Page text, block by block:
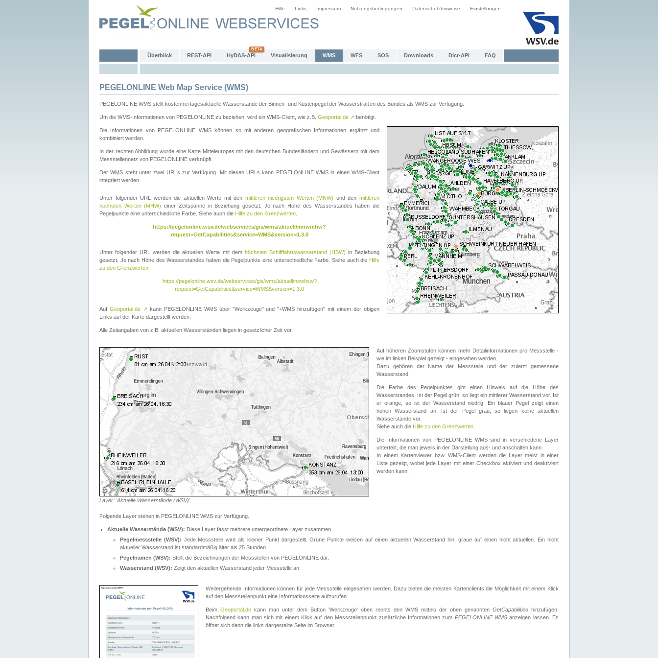
Hilfe Links Impressum Nutzungsbedingungen Datenschutzhinweise Einstellungen
Überblick REST-API HyDAS-API Visualisierung WMS WFS SOS Downloads Dict-API FAQ
PEGELONLINE Web Map Service (WMS)
PEGELONLINE WMS stellt kostenfrei tagesaktuelle Wasserstände der Binnen- und Küstenpegel der Wasserstraßen des Bundes als WMS zur Verfügung.
Um die WMS-Informationen von PEGELONLINE zu beziehen, wird ein WMS-Client, wie z.B. Geoportal.de ↗ benötigt.
Die Informationen von PEGELONLINE WMS können so mit anderen geografischen Informationen ergänzt und
kombiniert werden.
In der rechten Abbildung wurde eine Karte Mitteleuropas mit den deutschen Bundesländern und Gewässern mit dem
Messstellennetz von PEGELONLINE verknüpft.
Der WMS steht unter zwei URLs zur Verfügung. Mit diesen URLs kann PEGELONLINE WMS in einen WMS-Client
integriert werden.
Unter folgender URL werden die aktuellen Werte mit den mittleren niedrigsten Werten (MNW) und denmittleren
höchsten Werten (MHW) einer Zeitspanne in Beziehung gesetzt. Je nach Höhe des Wasserstandes haben die
Pegelpunkte eine unterschiedliche Farbe. Siehe auch die Hilfe zu den Grenzwerten
https://pegelonline.wsv.de/webservices/gis/wms/aktuell/mnwmhw?
request=GetCapabilities&service=WMS&version=1.3.0
Unter folgender URL werden die aktuellen Werte mit dem höchsten Schifffahrtswasserstand (HSW) in Beziehung
gesetzt. Je nach Höhe des Wasserstandes haben die Pegelpunkte eine unterschiedliche Farbe. Siehe auch die Hilfe
zu den Grenzwerten
https://pegelonline.wsv.de/webservices/gis/wms/aktuell/nswhsw?
request=GetCapabilities&service=WMS&version=1.3.0
Auf Geoportal.de ↗ kann PEGELONLINE WMS über "Werkzeuge" und "+WMS hinzufügen" mit einem der obigen
Links auf der Karte dargestellt werden.
Alle Zeitangaben von z.B. aktuellen Wasserständen liegen in gesetzlicher Zeit vor.
Layer: 'Aktuelle Wasserstände (WSV)'
Auf höheren Zoomstufen können mehr Detailinformationen pro Messstelle -
wie im linken Beispiel gezeigt - eingesehen werden.
Dazu gehören der Name der Messstelle und der zuletzt gemessene
Wasserstand.
Die Farbe des Pegelpunktes gibt einen Hinweis auf die Höhe des
Wasserstandes. Ist der Pegel grün, so liegt ein mittlerer Wasserstand vor. Ist
er orange, so ist der Wasserstand niedrig. Ein blauer Pegel zeigt einen
hohen Wasserstand an. Ist der Pegel grau, so liegen keine aktuellen
Wasserstände vor.
Siehe auch die Hilfe zu den Grenzwerten
Die Informationen von PEGELONLINE WMS sind in verschiedene Layer
unterteilt, die man jeweils in der Darstellung aus- und anschalten kann.
In einem Kartenviewer bzw. WMS-Client werden die Layer meist in einer
Liste gezeigt, wobei jede Layer mit einer Checkbox aktiviert und deaktiviert
werden kann.
Folgende Layer stehen in PEGELONLINE WMS zur Verfügung.
Aktuelle Wasserstände (WSV): Diese Layer fasst mehrere untergeordnete Layer zusammen.
Pegelmessstelle (WSV): Jede Messstelle wird als kleiner Punkt dargestellt. Grüne Punkte weisen auf einen aktuellen Wasserstand hin, graue auf einen nicht aktuellen. Ein nicht
aktueller Wasserstand ist standardmäßig älter als 25 Stunden.
Pegelnamen (WSV): Stellt die Bezeichnungen der Messstellen von PEGELONLINE dar.
Wasserstand (WSV): Zeigt den aktuellen Wasserstand jeder Messstelle an.
Weitergehende Informationen können für jede Messstelle eingesehen werden. Dazu bieten die meisten Kartenclients die Möglichkeit mit einem Klick
auf den Messstellenpunkt eine Informationsseite aufzurufen.
Beim Geoportal.de kann man unter dem Button 'Werkzeuge' oben rechts den WMS mittels der oben genannten GetCapabilities hinzufügen.
Nachfolgend kann man sich mit einem Klick auf den Messstellenpunkt zusätzliche Informationen zum PEGELONLINE WMSanzeigen lassen. Es
öffnet sich dann die links dargestellte Seite im Browser.